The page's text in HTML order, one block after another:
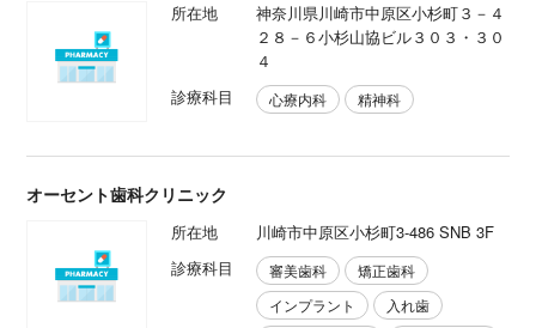
所在地
神奈川県川崎市中原区小杉町３－４
２８－６小杉山協ビル３０３・３０
４
診療科目
心療内科 精神科
オーセント歯科クリニック
所在地
川崎市中原区小杉町3-486 SNB 3F
診療科目
審美歯科
矯正歯科
インプラント
入れ歯